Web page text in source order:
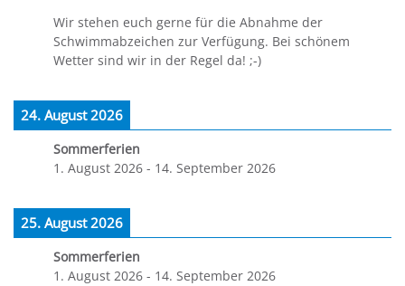
Wir stehen euch gerne für die Abnahme der
Schwimmabzeichen zur Verfügung. Bei schönem
Wetter sind wir in der Regel da! ;-)
24. August 2026
Sommerferien
1. August 2026 - 14. September 2026
25. August 2026
Sommerferien
1. August 2026 - 14. September 2026